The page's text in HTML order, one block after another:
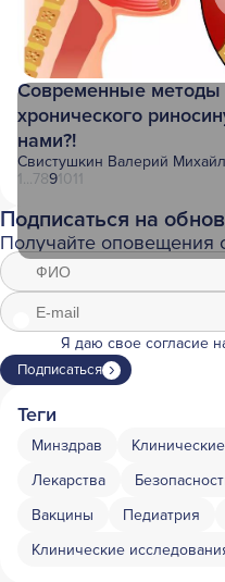
Современные методы
хронического
нами?!
Свистушкин Валерий
1...7891011
Подписаться на
Получайте оповещения
Я даю свое согласие
Подписаться
Теги
Минздрав
Лекарства
Вакцины
Педиатрия
Клинические